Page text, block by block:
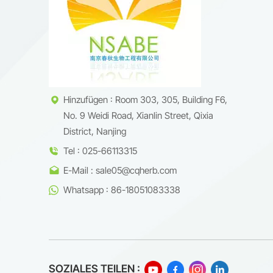
Hinzufügen : Room 303, 305, Building F6,
No. 9 Weidi Road, Xianlin Street, Qixia
District, Nanjing
Tel : 025-66113315
E-Mail : sale05@cqherb.com
Whatsapp : 86-18051083338
SOZIALES TEILEN :